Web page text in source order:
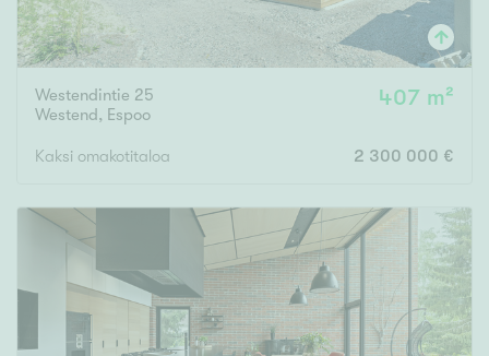
Hissi
Järvi- tai merinäköala
Maalämpö
Oma ranta
Oma sauna
Senioriasunto
Westendintie 25
Westend, Espoo
407 m²
Kaksi omakotitaloa 2 300 000 €